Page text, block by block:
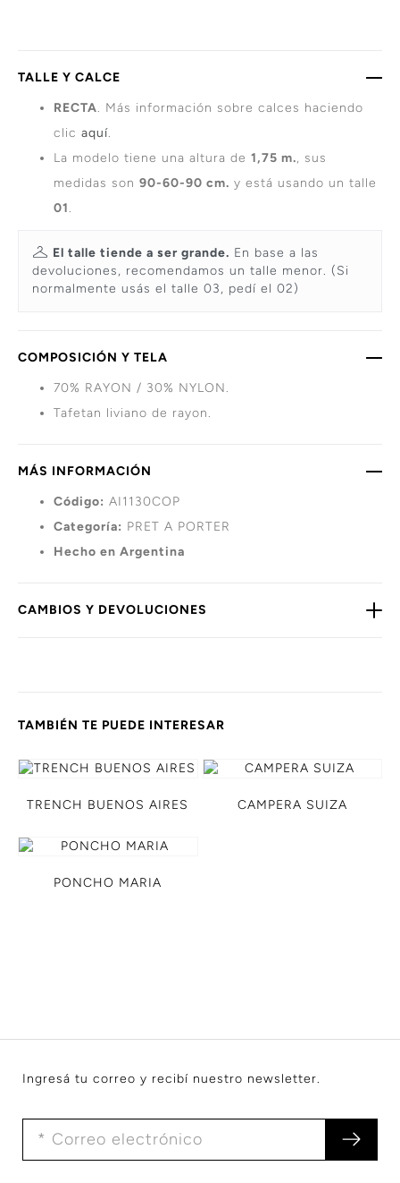
TALLE Y CALCE
RECTA. Más información sobre calces haciendo
clic aquí.
La modelo tiene una altura de 1,75 m., sus
medidas son 90-60-90 cm. y está usando un talle
01.
El talle tiende a ser grande. En base a las
devoluciones, recomendamos un talle menor. (Si
normalmente usás el talle 03, pedí el 02)
COMPOSICIÓN Y TELA
70% RAYON / 30% NYLON.
Tafetan liviano de rayon.
MÁS INFORMACIÓN
Código: AI1130COP
Categoría: PRET A PORTER
Hecho en Argentina
CAMBIOS Y DEVOLUCIONES
TAMBIÉN TE PUEDE INTERESAR
TRENCH BUENOS AIRES CAMPERA SUIZA
PONCHO MARIA
Ingresá tu correo y recibí nuestro newsletter.